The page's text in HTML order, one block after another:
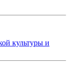
культуры и